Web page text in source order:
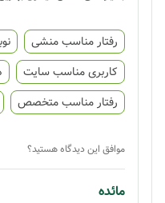
رفتار مناسب منشی
کاربری مناسب سایت
رفتار مناسب متخصص
موافق این دیدگاه هستید؟
مائده